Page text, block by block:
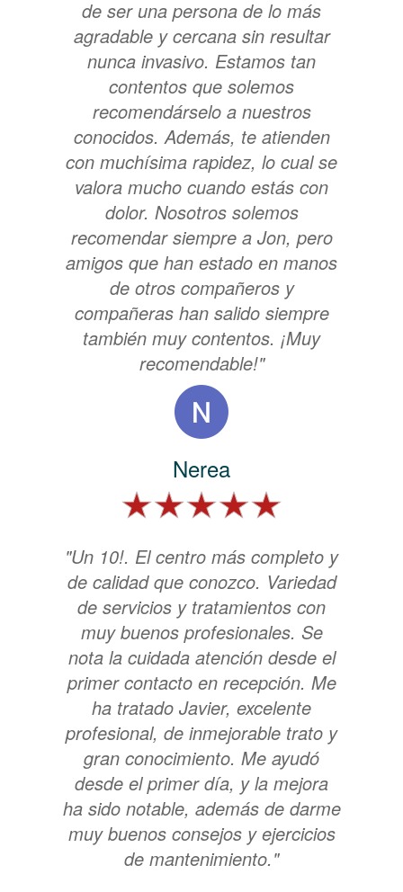
de ser una persona de lo más
agradable y cercana sin resultar
nunca invasivo. Estamos tan
contentos que solemos
recomendárselo a nuestros
conocidos. Además, te atienden
con muchísima rapidez, lo cual se
valora mucho cuando estás con
dolor. Nosotros solemos
recomendar siempre a Jon, pero
amigos que han estado en manos
de otros compañeros y
compañeras han salido siempre
también muy contentos. ¡Muy
recomendable!"
Nerea
"Un 10!. El centro más completo y
de calidad que conozco. Variedad
de servicios y tratamientos con
muy buenos profesionales. Se
nota la cuidada atención desde el
primer contacto en recepción. Me
ha tratado Javier, excelente
profesional, de inmejorable trato y
gran conocimiento. Me ayudó
desde el primer día, y la mejora
ha sido notable, además de darme
muy buenos consejos y ejercicios
de mantenimiento."